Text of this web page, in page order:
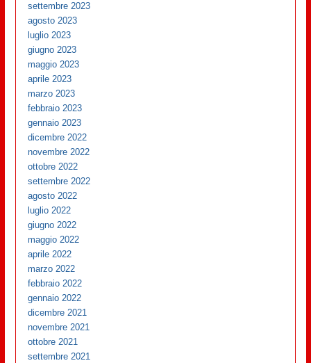
settembre 2023
agosto 2023
luglio 2023
giugno 2023
maggio 2023
aprile 2023
marzo 2023
febbraio 2023
gennaio 2023
dicembre 2022
novembre 2022
ottobre 2022
settembre 2022
agosto 2022
luglio 2022
giugno 2022
maggio 2022
aprile 2022
marzo 2022
febbraio 2022
gennaio 2022
dicembre 2021
novembre 2021
ottobre 2021
settembre 2021